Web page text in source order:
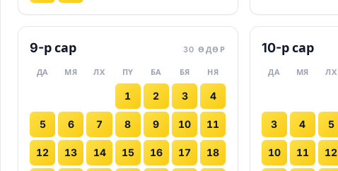
9-р сар 30 ӨДӨР
ДА МЯ ЛХ ПҮ БА БЯ НЯ
1 2 3 4
5 6 7 8 9 10 11
12 13 14 15 16 17 18
10-р сар
ДА МЯ ЛХ
3 4 5
10 11 12